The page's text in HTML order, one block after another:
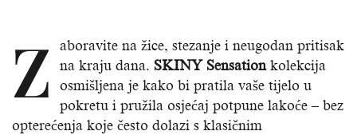
Z
aboravite na žice, stezanje i neugodan pritisak
na kraju dana. SKINY Sensationkolekcija
osmišljena je kako bi pratila vaše tijelo u
pokretu i pružila osjećaj potpune lakoće – bez
opterećenja koje često dolazi s klasičnim